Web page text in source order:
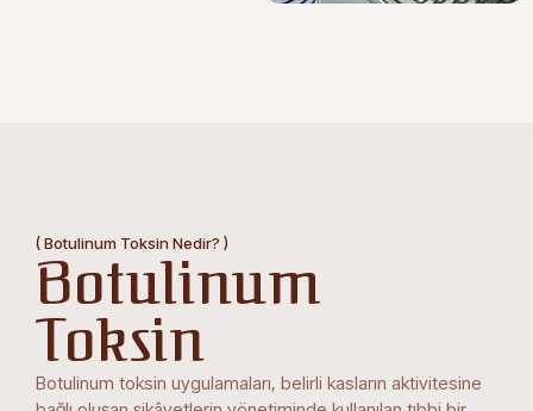
( Botulinum Toksin Nedir? )
Botulinum
Toksin
Botulinum toksin uygulamaları, belirli kasların aktivitesine